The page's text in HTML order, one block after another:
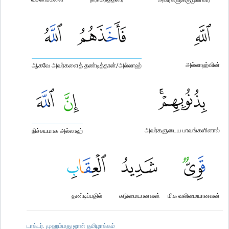
அல்லாஹ்வின்
ஆகவே அவர்களைத் தண்டித்தான்/அல்லாஹ்
அவர்களுடைய பாவங்களினால்
நிச்சயமாக அல்லாஹ்
மிக வலிமையானவன்
கடுமையானவன்
தண்டிப்பதில்
டாக்டர். முஹம்மது ஜான் தமிழாக்கம்